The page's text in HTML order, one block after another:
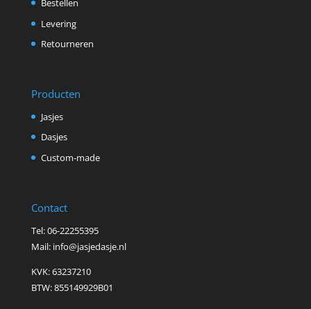
Bestellen
Levering
Retourneren
Producten
Jasjes
Dasjes
Custom-made
Contact
Tel: 06-22255395
Mail: info@jasjedasje.nl
KVK: 63237210
BTW: 855149929B01